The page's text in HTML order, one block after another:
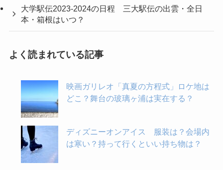
大学駅伝2023-2024の日程 三大駅伝の出雲・全日
本・箱根はいつ？
よく読まれている記事
映画ガリレオ「真夏の方程式」ロケ地は
どこ？舞台の玻璃ヶ浦は実在する？
ディズニーオンアイス 服装は？会場内
は寒い？持って行くといい持ち物は？